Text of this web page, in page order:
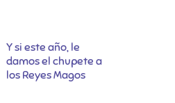
Y si este año, le
damos el chupete a
los Reyes Magos